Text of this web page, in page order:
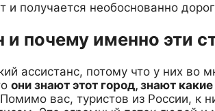
получается необоснованно
и почему именно эти
ассистанс, потому что у них во
они знают этот город, знают
Помимо вас, туристов из России, к